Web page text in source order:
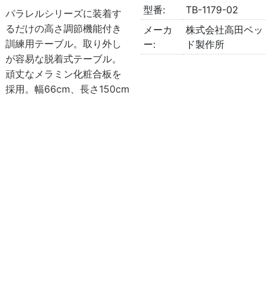
パラレルシリーズに装着す
るだけの高さ調節機能付き
訓練用テーブル。取り外し
が容易な脱着式テーブル。
頑丈なメラミン化粧合板を
採用。幅66cm、長さ150cm
型番:
TB-1179-02
メーカ
ー:
株式会社高田ベッ
ド製作所